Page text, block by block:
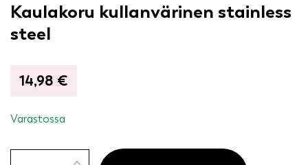
Kaulakoru kullanvärinen stainless
steel
14,98 €
Varastossa